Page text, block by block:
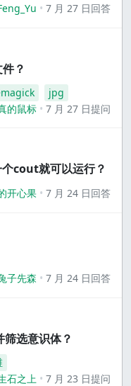
7 月 27 日回答
？
jpg
的鼠标
7 月 27 日提问
cout就可以运行？
开心果 7 月 24 日回答
子先森 7 月 24 日回答
选意识体？
石之上
7 月 23 日提问